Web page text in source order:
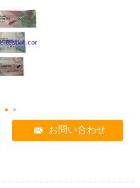
お問い合わせ